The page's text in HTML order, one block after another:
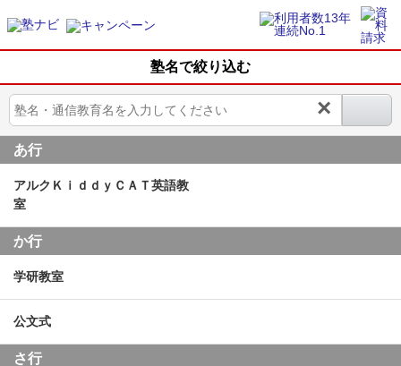
塾名で絞り込む
×
あ行
アルクＫｉｄｄｙＣＡＴ英語教
室
か行
学研教室
公文式
さ行